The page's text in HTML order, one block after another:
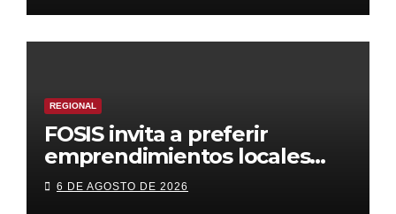
REGIONAL
FOSIS invita a preferir
emprendimientos locales
para regalar en el Día de la
Niñez
6 DE AGOSTO DE 2026